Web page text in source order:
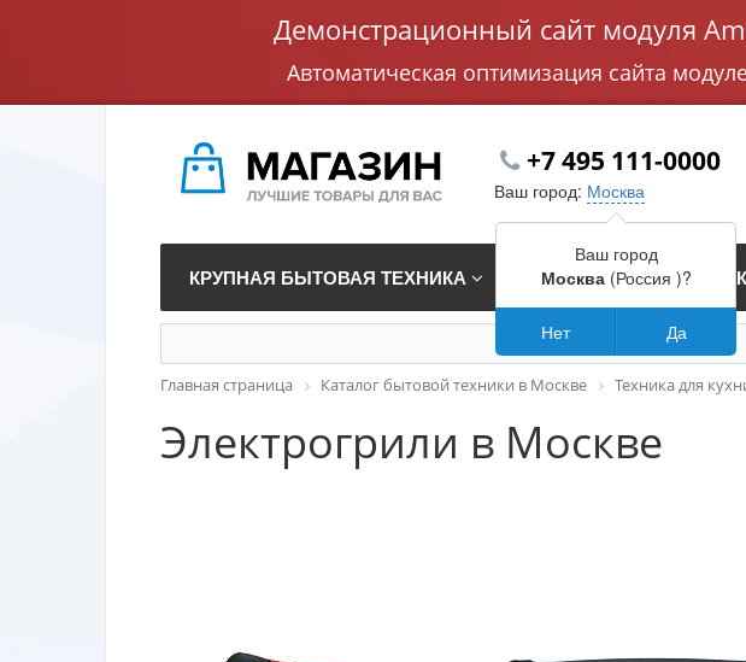
Демонстрационный сайт модуля
Автоматическая оптимизация сайта
+7 495 111-0000
Ваш город: Москва
КРУПНАЯ БЫТОВАЯ ТЕХНИКА ВСТРАИВАЕМАЯ
Главная страница Каталог бытовой техники в Москве Техника для
Электрогрили в Москве
Ваш город
Москва(Россия )?
Нет Да